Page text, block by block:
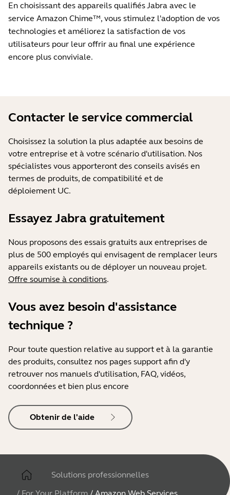
En choisissant des appareils qualifiés Jabra avec le
service Amazon Chime™, vous stimulez l'adoption de vos
technologies et améliorez la satisfaction de vos
utilisateurs pour leur offrir au final une expérience
encore plus conviviale.
Contacter le service commercial
Choisissez la solution la plus adaptée aux besoins de
votre entreprise et à votre scénario d'utilisation. Nos
spécialistes vous apporteront des conseils avisés en
termes de produits, de compatibilité et de
déploiement UC.
Essayez Jabra gratuitement
Nous proposons des essais gratuits aux entreprises de
plus de 500 employés qui envisagent de remplacer leurs
appareils existants ou de déployer un nouveau projet.
Offre soumise à conditions.
Vous avez besoin d'assistance
technique ?
Pour toute question relative au support et à la garantie
des produits, consultez nos pages support afin d'y
retrouver nos manuels d'utilisation, FAQ, vidéos,
coordonnées et bien plus encore
Obtenir de l'aide
Solutions professionnelles